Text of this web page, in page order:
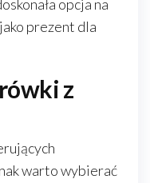
opcja na
prezent dla
z
warto wybierać